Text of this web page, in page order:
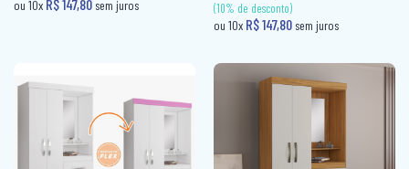
(10% de desconto)
R$ 103,80 sem juros (10% de desconto)
ou 10x R$ 103,80